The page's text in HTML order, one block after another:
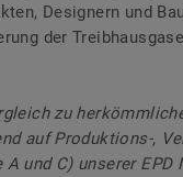
Designern und
der
zu
auf Produktions-,
A und C) unserer EPD